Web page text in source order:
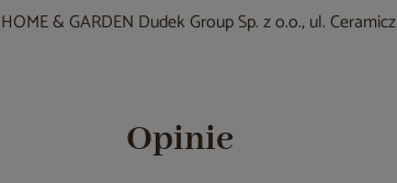
& GARDEN Dudek Group Sp. z o.o., ul.
Opinie